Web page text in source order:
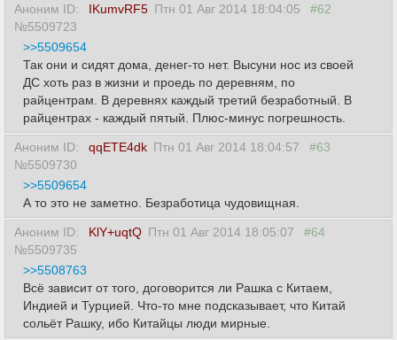
Аноним ID: IKumvRF5 Птн 01 Авг 2014 18:04:05
#62
№5509723
>>5509654
Так они и сидят дома, денег-то нет. Высуни нос из своей
ДС хоть раз в жизни и проедь по деревням, по
райцентрам. В деревнях каждый третий безработный. В
райцентрах - каждый пятый. Плюс-минус погрешность.
Аноним ID: qqETE4dk Птн 01 Авг 2014 18:04:57
#63
№5509730
>>5509654
А то это не заметно. Безработица чудовищная.
Аноним ID: KlY+uqtQ Птн 01 Авг 2014 18:05:07
#64
№5509735
>>5508763
Всё зависит от того, договорится ли Рашка с Китаем,
Индией и Турцией. Что-то мне подсказывает, что Китай
сольёт Рашку, ибо Китайцы люди мирные.